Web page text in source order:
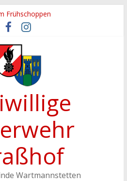
Frühschoppen
der Löschleitungen
2026
Marktgemeinde Wartmannstetten
Wartmannstetten